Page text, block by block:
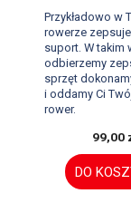
Przykładowo w
rowerze
suport. W takim
odbierzemy
sprzęt
i oddamy Ci
rower.
99,00
DO